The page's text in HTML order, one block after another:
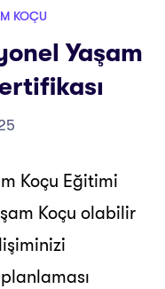
KOÇU
Yaşam
Koçu Eğitimi
Koçu olabilir